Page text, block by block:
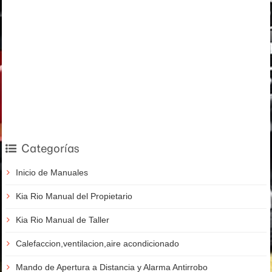
Categorías
Inicio de Manuales
Kia Rio Manual del Propietario
Kia Rio Manual de Taller
Calefaccion,ventilacion,aire acondicionado
Mando de Apertura a Distancia y Alarma Antirrobo